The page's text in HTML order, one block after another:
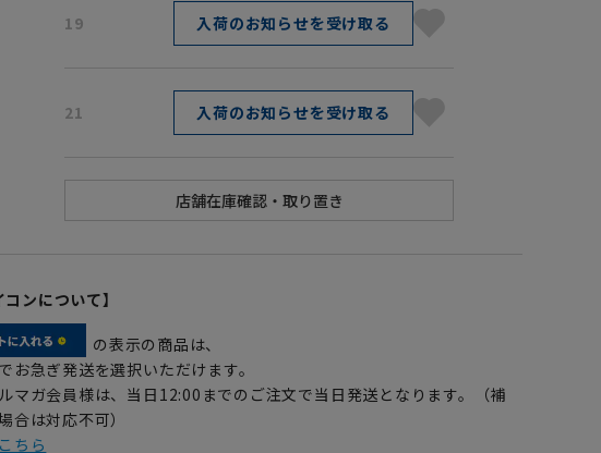
19 入荷のお知らせを受け取る
21 入荷のお知らせを受け取る
コンについて】
の表示の商品は、
お急ぎ発送を選択いただけます。
マガ会員様は、当日12:00までのご注文で当日発送となります。（補
合は対応不可）
ちら